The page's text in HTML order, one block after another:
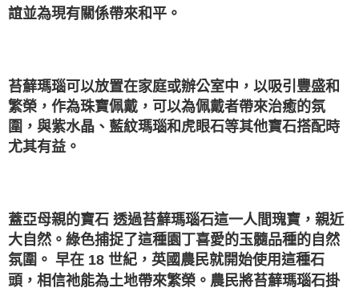
誼並為現有關係帶來和平。
苔蘚瑪瑙可以放置在家庭或辦公室中，以吸引豐盛和
繁榮，作為珠寶佩戴，可以為佩戴者帶來治癒的氛
圍，與紫水晶、藍紋瑪瑙和虎眼石等其他寶石搭配時
尤其有益。
蓋亞母親的寶石 透過苔蘚瑪瑙石這一人間瑰寶，親近
大自然。綠色捕捉了這種園丁喜愛的玉髓品種的自然
氛圍。 早在 18 世紀，英國農民就開始使用這種石
頭，相信祂能為土地帶來繁榮。農民將苔蘚瑪瑙石掛